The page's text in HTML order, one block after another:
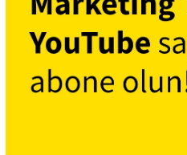
Dergiler
Etkinlikler